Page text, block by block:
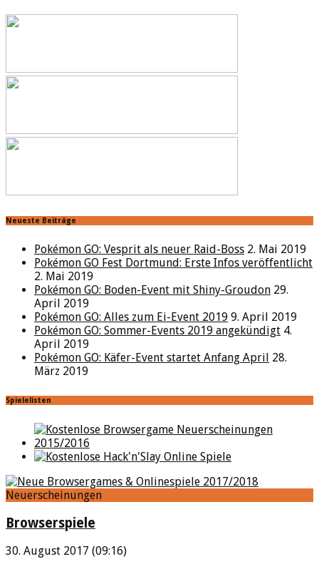
Neueste Beiträge
Pokémon GO: Vesprit als neuer Raid-Boss 2. Mai 2019
Pokémon GO Fest Dortmund: Erste Infos veröffentlicht
2. Mai 2019
Pokémon GO: Boden-Event mit Shiny-Groudon 29.
April 2019
Pokémon GO: Alles zum Ei-Event 2019 9. April 2019
Pokémon GO: Sommer-Events 2019 angekündigt 4.
April 2019
Pokémon GO: Käfer-Event startet Anfang April 28.
März 2019
Spielelisten
Neuerscheinungen
Browserspiele
30. August 2017 (09:16)